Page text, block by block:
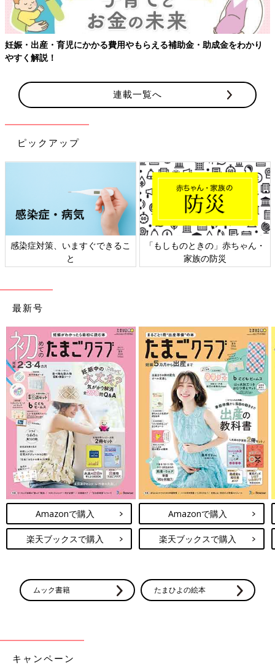
【ワクチン接種できるものも】妊婦の感染症対策、知っておいて！
連載一覧へ
ピックアップ
日本外来小児科学会リーフレッ
ト検討会
六星占術 細木かおりさんの人生
相談
最新号
Amazonで購入
楽天ブックスで購入
Amazonで購入
楽天ブックスで購入
ムック書籍 たまひよの絵本
キャンペーン